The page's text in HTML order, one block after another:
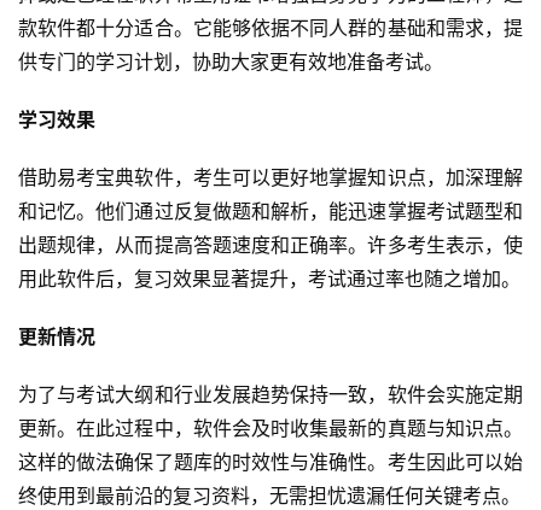
款软件都十分适合。它能够依据不同人群的基础和需求，提
供专门的学习计划，协助大家更有效地准备考试。
学习效果
借助易考宝典软件，考生可以更好地掌握知识点，加深理解
和记忆。他们通过反复做题和解析，能迅速掌握考试题型和
出题规律，从而提高答题速度和正确率。许多考生表示，使
用此软件后，复习效果显著提升，考试通过率也随之增加。
更新情况
为了与考试大纲和行业发展趋势保持一致，软件会实施定期
更新。在此过程中，软件会及时收集最新的真题与知识点。
这样的做法确保了题库的时效性与准确性。考生因此可以始
终使用到最前沿的复习资料，无需担忧遗漏任何关键考点。